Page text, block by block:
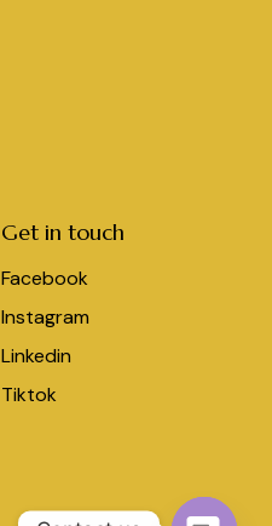
Get in touch
Facebook
Instagram
Linkedin
Tiktok